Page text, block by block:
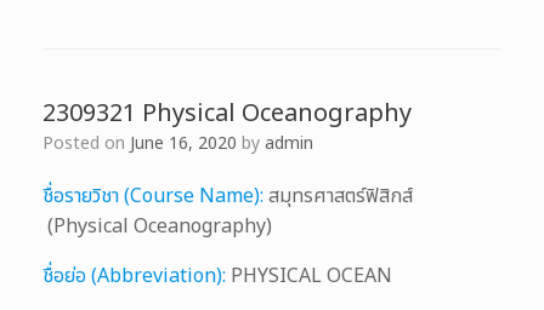
2309321 Physical Oceanography
Posted on June 16, 2020 byadmin
ชื่อรายวิชา (Course Name): สมุทรศาสตร์ฟิสิกส์
(Physical Oceanography)
ชื่อย่อ (Abbreviation): PHYSICAL OCEAN